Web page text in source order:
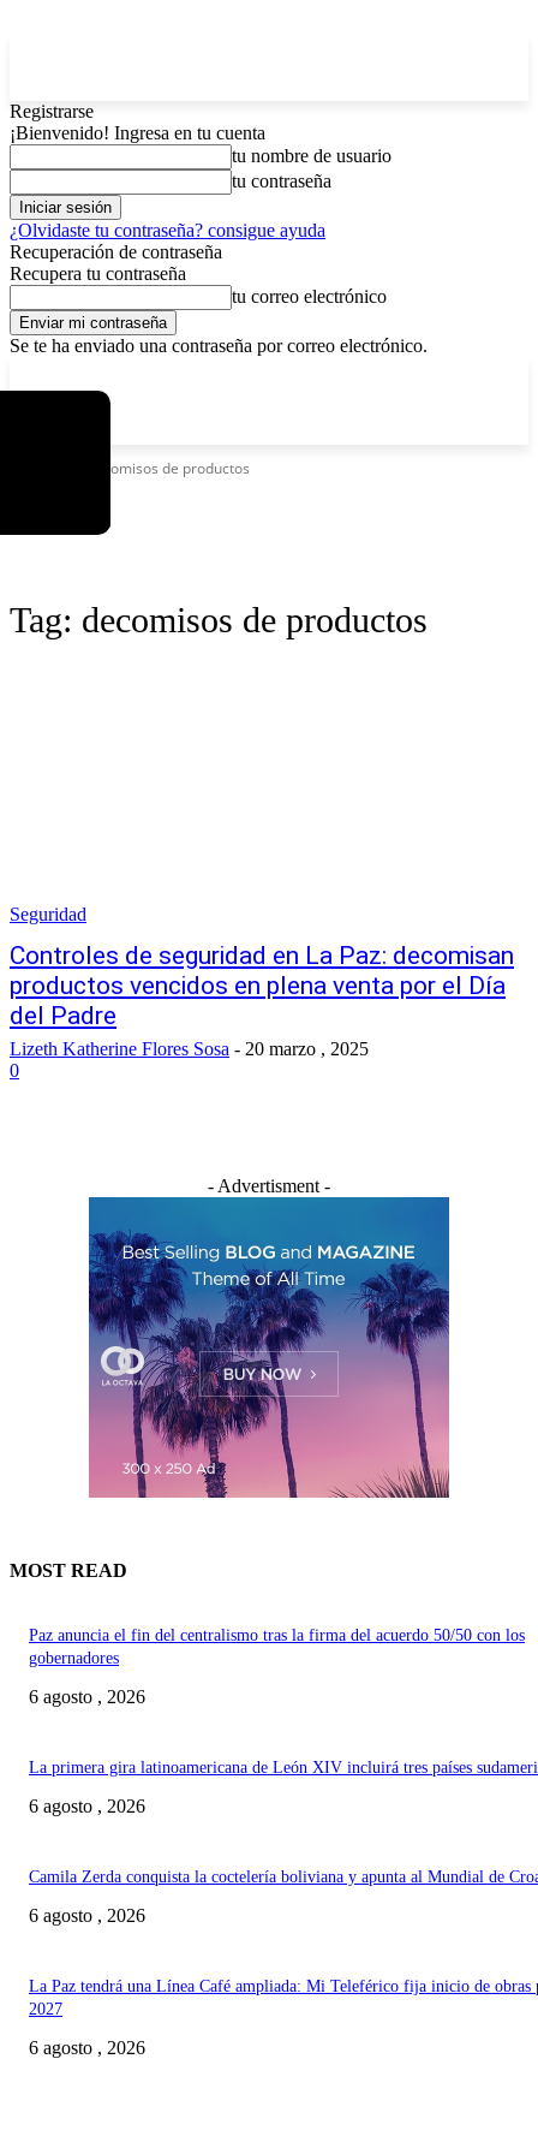
Registrarse
¡Bienvenido! Ingresa en tu cuenta
tu nombre de usuario
tu contraseña
¿Olvidaste tu contraseña? consigue ayuda
Recuperación de contraseña
Recupera tu contraseña
tu correo electrónico
Se te ha enviado una contraseña por correo electrónico.
Decomisos de productos
Tag: decomisos de productos
Seguridad
Controles de seguridad en La Paz: decomisan
productos vencidos en plena venta por el Día
del Padre
Lizeth Katherine Flores Sosa - 20 marzo , 2025
0
- Advertisment -
MOST READ
Paz anuncia el fin del centralismo tras la firma del acuerdo 50/50 con los
gobernadores
6 agosto , 2026
La primera gira latinoamericana de León XIV incluirá tres países
6 agosto , 2026
Camila Zerda conquista la coctelería boliviana y apunta al Mundial de
6 agosto , 2026
La Paz tendrá una Línea Café ampliada: Mi Teleférico fija inicio de obras
2027
6 agosto , 2026